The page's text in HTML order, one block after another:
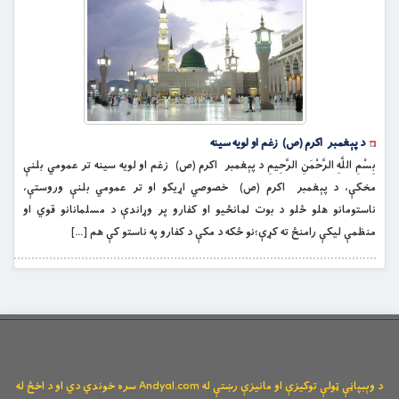
د پېغمبر اکرم (ص) زغم او لويه سينه
بِسْمِ اللَّهِ الرَّحْمَنِ الرَّحِيمِ د پېغمبر اکرم (ص) زغم او لويه سينه تر عمومي بلنې
مخکې، د پېغمبر اکرم (ص) خصوصي اړيکو او تر عمومي بلنې وروستې،
ناستومانو هلو ځلو د بوت لمانځيو او كفارو پر وړاندې د مسلمانانو قوي او
منظمې ليكې رامنځ ته كړې؛نو ځكه د مکې د كفارو په ناستو كې هم […]
د وېبپاڼې ټولې توکیزې او مانیزې رښتې له Andyal.com سره خوندي دي او د اخځ له